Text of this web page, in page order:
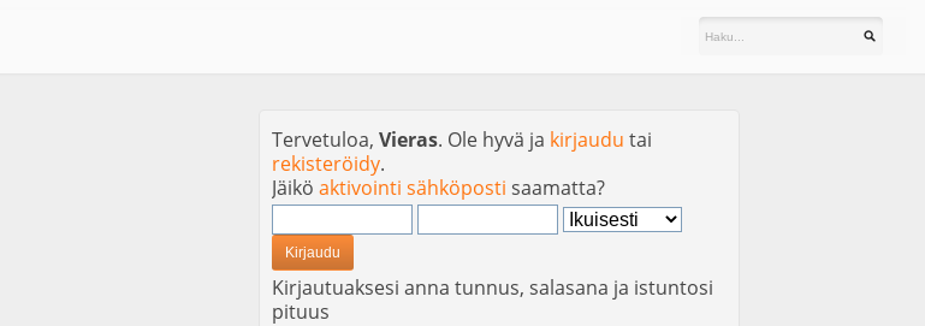
Tervetuloa, Vieras. Ole hyvä ja kirjaudu tai
rekisteröidy.
Jäikö aktivointi sähköposti saamatta?
Kirjautuaksesi anna tunnus, salasana ja istuntosi
pituus